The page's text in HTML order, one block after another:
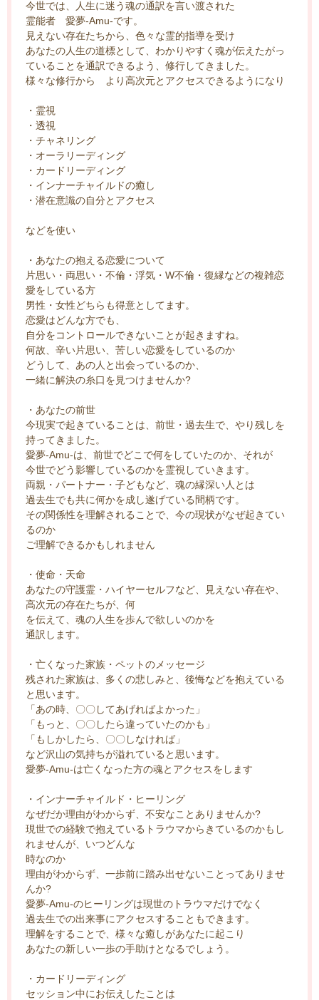
今世では、人生に迷う魂の通訳を言い渡された
霊能者 愛夢-Amu-です。
見えない存在たちから、色々な霊的指導を受け
あなたの人生の道標として、わかりやすく魂が伝えたがっ
ていることを通訳できるよう、修行してきました。
様々な修行から より高次元とアクセスできるようになり
・霊視
・透視
・チャネリング
・オーラリーディング
・カードリーディング
・インナーチャイルドの癒し
・潜在意識の自分とアクセス
などを使い
・あなたの抱える恋愛について
片思い・両思い・不倫・浮気・W不倫・復縁などの複雑恋
愛をしている方
男性・女性どちらも得意としてます。
恋愛はどんな方でも、
自分をコントロールできないことが起きますね。
何故、辛い片思い、苦しい恋愛をしているのか
どうして、あの人と出会っているのか、
一緒に解決の糸口を見つけませんか?
・あなたの前世
今現実で起きていることは、前世・過去生で、やり残しを
持ってきました。
愛夢-Amu-は、前世でどこで何をしていたのか、それが
今世でどう影響しているのかを霊視していきます。
両親・パートナー・子どもなど、魂の縁深い人とは
過去生でも共に何かを成し遂げている間柄です。
その関係性を理解されることで、今の現状がなぜ起きてい
るのか
ご理解できるかもしれません
・使命・天命
あなたの守護霊・ハイヤーセルフなど、見えない存在や、
高次元の存在たちが、何
を伝えて、魂の人生を歩んで欲しいのかを
通訳します。
・亡くなった家族・ペットのメッセージ
残された家族は、多くの悲しみと、後悔などを抱えている
と思います。
「あの時、〇〇してあげればよかった」
「もっと、〇〇したら違っていたのかも」
「もしかしたら、〇〇しなければ」
など沢山の気持ちが溢れていると思います。
愛夢-Amu-は亡くなった方の魂とアクセスをします
・インナーチャイルド・ヒーリング
なぜだか理由がわからず、不安なことありませんか?
現世での経験で抱えているトラウマからきているのかもし
れませんが、いつどんな
時なのか
理由がわからず、一歩前に踏み出せないことってありませ
んか?
愛夢-Amu-のヒーリングは現世のトラウマだけでなく
過去生での出来事にアクセスすることもできます。
理解をすることで、様々な癒しがあなたに起こり
あなたの新しい一歩の手助けとなるでしょう。
・カードリーディング
セッション中にお伝えしたことは